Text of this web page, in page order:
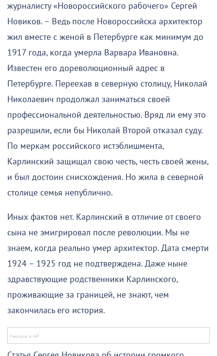
журналисту «Новороссийского рабочего» Сергей
Новиков. – Ведь после Новороссийска архитектор
жил вместе с женой в Петербурге как минимум до
1917 года, когда умерла Варвара Ивановна.
Известен его дореволюционный адрес в
Петербурге. Переехав в северную столицу, Николай
Николаевич продолжал заниматься своей
профессиональной деятельностью. Вряд ли ему это
разрешили, если бы Николай Второй отказал суду.
По меркам российского истэблишмента,
Карлинский защищал свою честь, честь своей жены,
и был достоин снисхождения. Но жила в северной
столице семья непублично.
Иных фактов нет. Карлинский в отличие от своего
сына не эмигрировал после революции. Мы не
знаем, когда реально умер архитектор. Дата смерти
1924 – 1925 год не подтверждена. Даже ныне
здравствующие родственники Карлинского,
проживающие за границей, не знают, чем
закончилась его история.